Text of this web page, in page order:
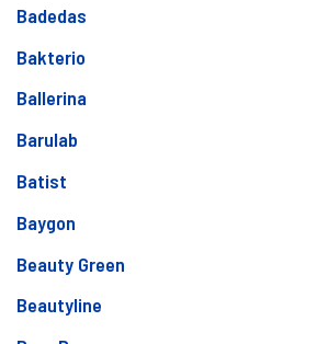
Badedas
Bakterio
Ballerina
Barulab
Batist
Baygon
Beauty Green
Beautyline